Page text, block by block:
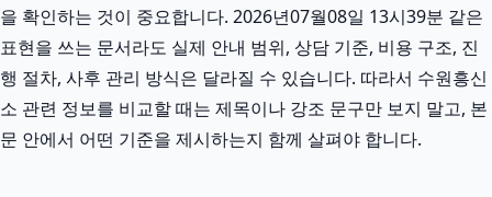
을 확인하는 것이 중요합니다. 2026년07월08일 13시39분 같은
표현을 쓰는 문서라도 실제 안내 범위, 상담 기준, 비용 구조, 진
행 절차, 사후 관리 방식은 달라질 수 있습니다. 따라서 수원흥신
소 관련 정보를 비교할 때는 제목이나 강조 문구만 보지 말고, 본
문 안에서 어떤 기준을 제시하는지 함께 살펴야 합니다.